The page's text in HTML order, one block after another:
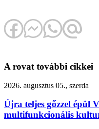
A rovat további cikkei
2026. augusztus 05., szerda
Újra teljes gőzzel épül
multifunkcionális